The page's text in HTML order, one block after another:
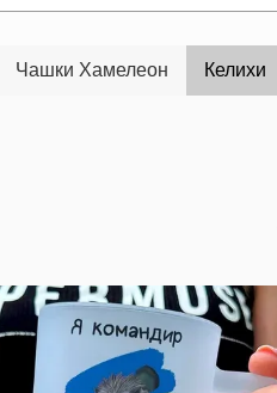
Чашки Хамелеон Келихи